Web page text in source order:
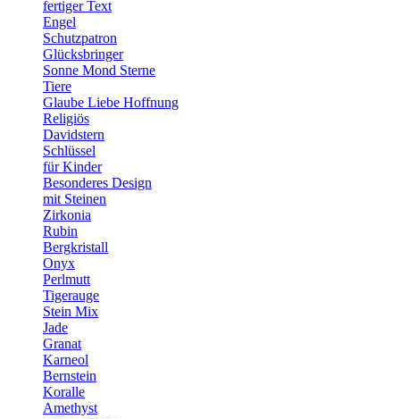
fertiger Text
Engel
Schutzpatron
Glücksbringer
Sonne Mond Sterne
Tiere
Glaube Liebe Hoffnung
Religiös
Davidstern
Schlüssel
für Kinder
Besonderes Design
mit Steinen
Zirkonia
Rubin
Bergkristall
Onyx
Perlmutt
Tigerauge
Stein Mix
Jade
Granat
Karneol
Bernstein
Koralle
Amethyst